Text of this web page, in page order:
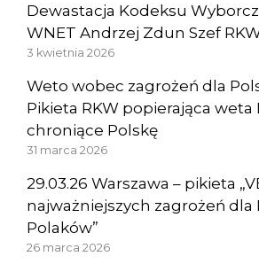
Dewastacja Kodeksu
WNET Andrzej Zdun Szef
3 kwietnia 2026
Weto wobec zagrożeń dla
Pikieta RKW popierająca weta
chroniące Polskę
31 marca 2026
29.03.26 Warszawa – pikieta
najważniejszych zagrożeń dla
Polaków”
26 marca 2026